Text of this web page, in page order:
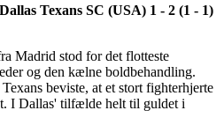
Texans SC (USA) 1 - 2 (1 - 1)
Madrid stod for det flotteste
og den kælne boldbehandling.
beviste, at et stort fighterhjerte
I Dallas' tilfælde helt til guldet i